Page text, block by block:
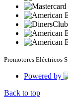
Promotores Eléctricos
Powered by
Back to top